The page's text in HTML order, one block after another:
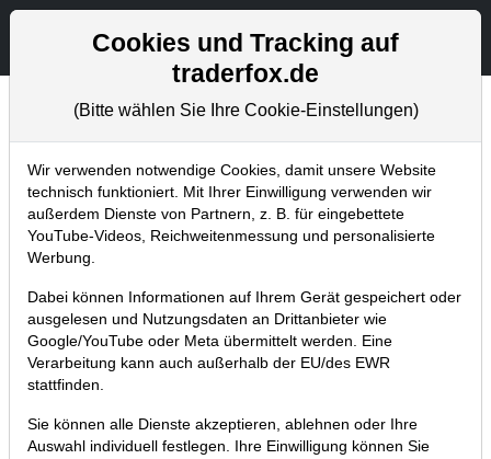
Aktien- und Artikelsuche
Tradingerfolge
Home Blog Tradingerfolge
Trading-Room Special-Events
13.10. bis 16.10.
12.10.2015 um 20:40 Uhr | TraderFox GmbH
Cookies und Tracking auf
traderfox.de
(Bitte wählen Sie Ihre Cookie-Einstellungen)
Wir verwenden notwendige Cookies, damit unsere Website
technisch funktioniert. Mit Ihrer Einwilligung verwenden wir
außerdem Dienste von Partnern, z. B. für eingebettete
YouTube-Videos, Reichweitenmessung und personalisierte
Werbung.
Dabei können Informationen auf Ihrem Gerät gespeichert oder
ausgelesen und Nutzungsdaten an Drittanbieter wie
Google/YouTube oder Meta übermittelt werden. Eine
Verarbeitung kann auch außerhalb der EU/des EWR
stattfinden.
Sie können alle Dienste akzeptieren, ablehnen oder Ihre
Auswahl individuell festlegen. Ihre Einwilligung können Sie